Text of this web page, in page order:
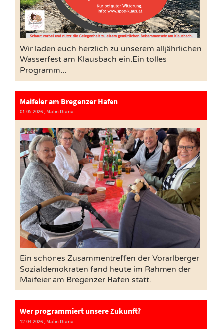
Wir laden euch herzlich zu unserem alljährlichen
Wasserfest am Klausbach ein.Ein tolles
Programm...
Maifeier am Bregenzer Hafen
01.05.2026 , Malin Diana
Ein schönes Zusammentreffen der Vorarlberger
Sozialdemokraten fand heute im Rahmen der
Maifeier am Bregenzer Hafen statt.
Wer programmiert unsere Zukunft?
12.04.2026 , Malin Diana